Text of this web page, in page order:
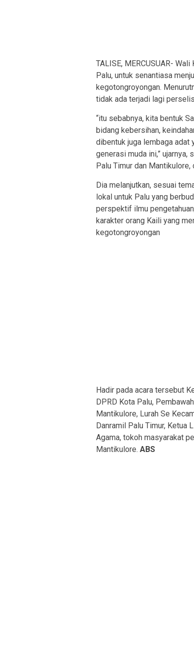
TALISE, MERCUSUAR-
Palu, untuk senantiasa
kegotongroyongan.
tidak ada terjadi lagi
“itu sebabnya, kita bentuk
bidang kebersihan,
dibentuk juga lembaga adat
generasi muda ini,”
Palu Timur dan
Dia melanjutkan, sesuai
lokal untuk Palu yang
perspektif ilmu
karakter orang Kaili yang
kegotongroyongan
Hadir pada acara tersebut
DPRD Kota Palu,
Mantikulore, Lurah Se
Danramil Palu Timur, Ketua
Agama, tokoh masyarakat
Mantikulore. ABS